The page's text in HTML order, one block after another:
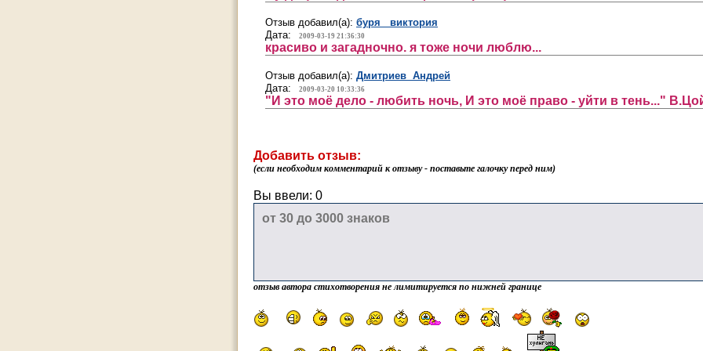
Отзыв добавил(а): буря виктория
Дата:
2009-03-19 21:36:30
красиво и загадночно. я тоже ночи люблю...
Отзыв добавил(а): Дмитриев Андрей
Дата:
2009-03-20 10:33:36
"И это моё дело - любить ночь, И это моё право - уйти в тень..."
Добавить отзыв:
(если необходим комментарий к отзыву - поставьте галочку перед ним)
Вы ввели: 0
отзыв автора стихотворения не лимитируется по нижней границе